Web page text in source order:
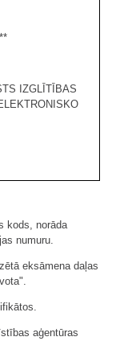
IZGLĪTĪBAS
kods, norāda
numuru.
eksāmena daļas
aģentūras